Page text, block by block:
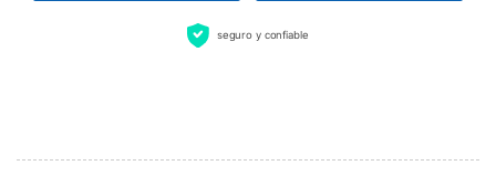
seguro y confiable